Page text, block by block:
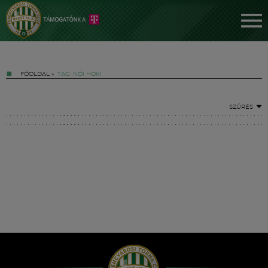
FŐOLDAL » TAG: NŐI HOKI
SZŰRÉS
Hírek